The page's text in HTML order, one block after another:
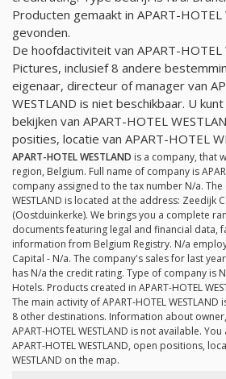
Producten gemaakt in APART-HOTEL
gevonden.
De hoofdactiviteit van APART-HOTEL
Pictures, inclusief 8 andere
eigenaar, directeur of manager van
WESTLAND is niet beschikbaar. U
bekijken van APART-HOTEL
posities, locatie van APART-HOTEL
APART-HOTEL WESTLAND is a company, that
region, Belgium. Full name of company is
company assigned to the tax number N/a. The
WESTLAND is located at the address: Zeedijk
(Oostduinkerke). We brings you a complete
documents featuring legal and financial data,
information from Belgium Registry. N/a
Capital - N/a. The company's sales for last
has N/a the credit rating. Type of company is
Hotels. Products created in APART-HOTEL
The main activity of APART-HOTEL
8 other destinations. Information about
APART-HOTEL WESTLAND is not available.
APART-HOTEL WESTLAND, open positions,
WESTLAND on the map.